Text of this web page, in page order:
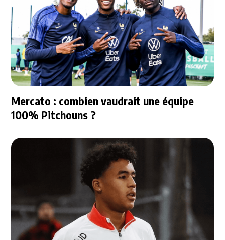
Mercato : combien vaudrait une équipe
100% Pitchouns ?